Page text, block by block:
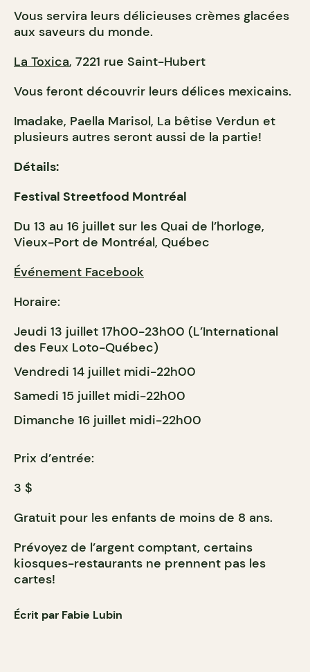
Vous servira leurs délicieuses crèmes glacées
aux saveurs du monde.
La Toxica, 7221 rue Saint-Hubert
Vous feront découvrir leurs délices mexicains.
Imadake, Paella Marisol, La bêtise Verdun et
plusieurs autres seront aussi de la partie!
Détails:
Festival Streetfood Montréal
Du 13 au 16 juillet sur les Quai de l’horloge,
Vieux-Port de Montréal, Québec
Événement Facebook
Horaire:
Jeudi 13 juillet 17h00-23h00 (L’International
des Feux Loto-Québec)
Vendredi 14 juillet midi-22h00
Samedi 15 juillet midi-22h00
Dimanche 16 juillet midi-22h00
Prix d’entrée:
3 $
Gratuit pour les enfants de moins de 8 ans.
Prévoyez de l’argent comptant, certains
kiosques-restaurants ne prennent pas les
cartes!
Écrit par Fabie Lubin